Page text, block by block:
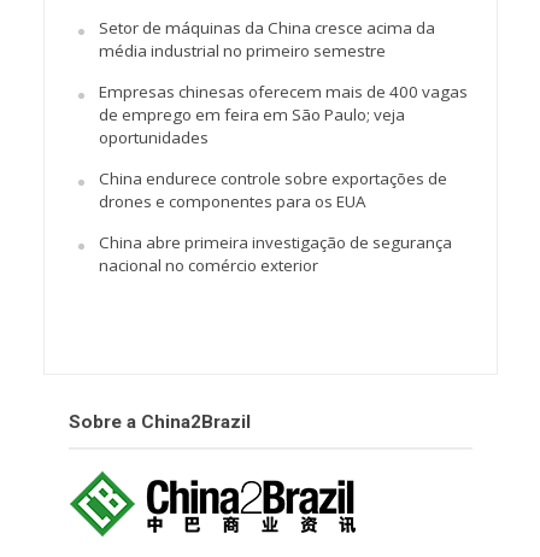
Setor de máquinas da China cresce acima da
média industrial no primeiro semestre
Empresas chinesas oferecem mais de 400 vagas
de emprego em feira em São Paulo; veja
oportunidades
China endurece controle sobre exportações de
drones e componentes para os EUA
China abre primeira investigação de segurança
nacional no comércio exterior
Sobre a China2Brazil